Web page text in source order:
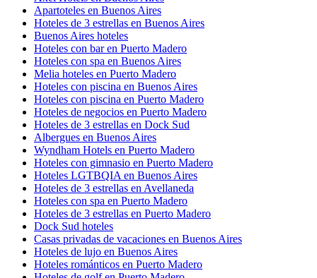
Apartoteles en Buenos Aires
Hoteles de 3 estrellas en Buenos Aires
Buenos Aires hoteles
Hoteles con bar en Puerto Madero
Hoteles con spa en Buenos Aires
Melia hoteles en Puerto Madero
Hoteles con piscina en Buenos Aires
Hoteles con piscina en Puerto Madero
Hoteles de negocios en Puerto Madero
Hoteles de 3 estrellas en Dock Sud
Albergues en Buenos Aires
Wyndham Hotels en Puerto Madero
Hoteles con gimnasio en Puerto Madero
Hoteles LGTBQIA en Buenos Aires
Hoteles de 3 estrellas en Avellaneda
Hoteles con spa en Puerto Madero
Hoteles de 3 estrellas en Puerto Madero
Dock Sud hoteles
Casas privadas de vacaciones en Buenos Aires
Hoteles de lujo en Buenos Aires
Hoteles románticos en Puerto Madero